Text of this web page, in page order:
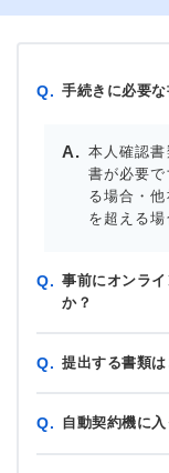
Q. 手続きに必要
本人確認
書が必要
る場合・
を超える
Q. 事前にオンラ
か？
Q. 提出する書類
Q. 自動契約機に